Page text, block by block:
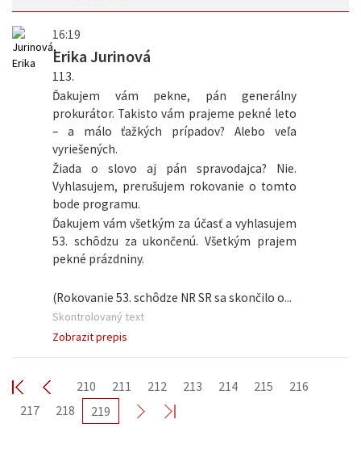
16:19
Erika Jurinová
113.
Ďakujem vám pekne, pán generálny
prokurátor. Takisto vám prajeme pekné leto
– a málo ťažkých prípadov? Alebo veľa
vyriešených.
Žiada o slovo aj pán spravodajca? Nie.
Vyhlasujem, prerušujem rokovanie o tomto
bode programu.
Ďakujem vám všetkým za účasť a vyhlasujem
53. schôdzu za ukončenú. Všetkým prajem
pekné prázdniny.
(Rokovanie 53. schôdze NR SR sa skončilo o...
Skontrolovaný text
Zobrazit prepis
210 211 212 213 214 215
216
217
218 219